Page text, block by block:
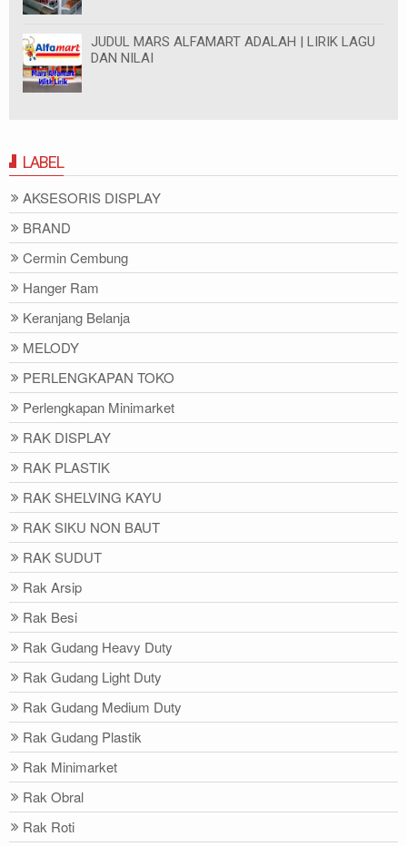
JUDUL MARS ALFAMART ADALAH | LIRIK LAGU
DAN NILAI
LABEL
AKSESORIS DISPLAY
BRAND
Cermin Cembung
Hanger Ram
Keranjang Belanja
MELODY
PERLENGKAPAN TOKO
Perlengkapan Minimarket
RAK DISPLAY
RAK PLASTIK
RAK SHELVING KAYU
RAK SIKU NON BAUT
RAK SUDUT
Rak Arsip
Rak Besi
Rak Gudang Heavy Duty
Rak Gudang Light Duty
Rak Gudang Medium Duty
Rak Gudang Plastik
Rak Minimarket
Rak Obral
Rak Roti